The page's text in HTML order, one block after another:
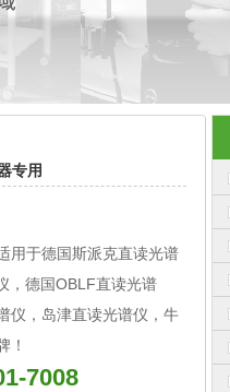
专用
用于德国斯派克直读光谱
，德国OBLF直读光谱
仪，岛津直读光谱仪，牛
！
7008